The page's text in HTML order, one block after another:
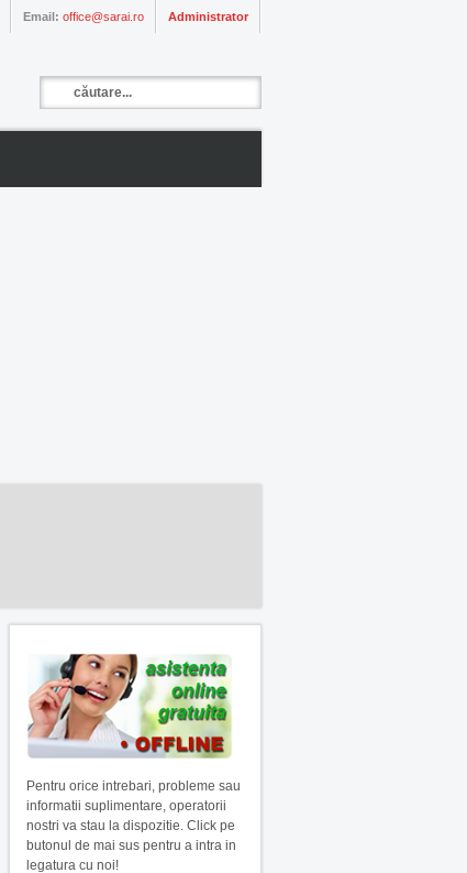
Email: office@sarai.ro Administrator
Pentru orice intrebari, probleme sau
informatii suplimentare, operatorii
nostri va stau la dispozitie. Click pe
butonul de mai sus pentru a intra in
legatura cu noi!